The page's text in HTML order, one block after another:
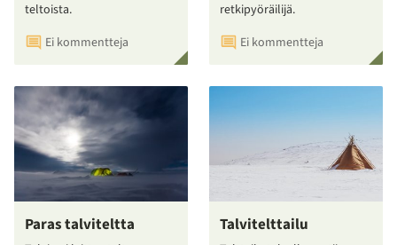
teltoista.
Ei kommentteja
retkipyöräilijä.
Ei kommentteja
Paras talviteltta Talvitelttailu